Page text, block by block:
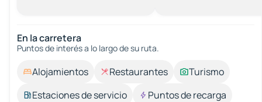
En la carretera
Puntos de interés a lo largo de su ruta.
Alojamientos Restaurantes
Turismo
Estaciones de servicio
Puntos de recarga